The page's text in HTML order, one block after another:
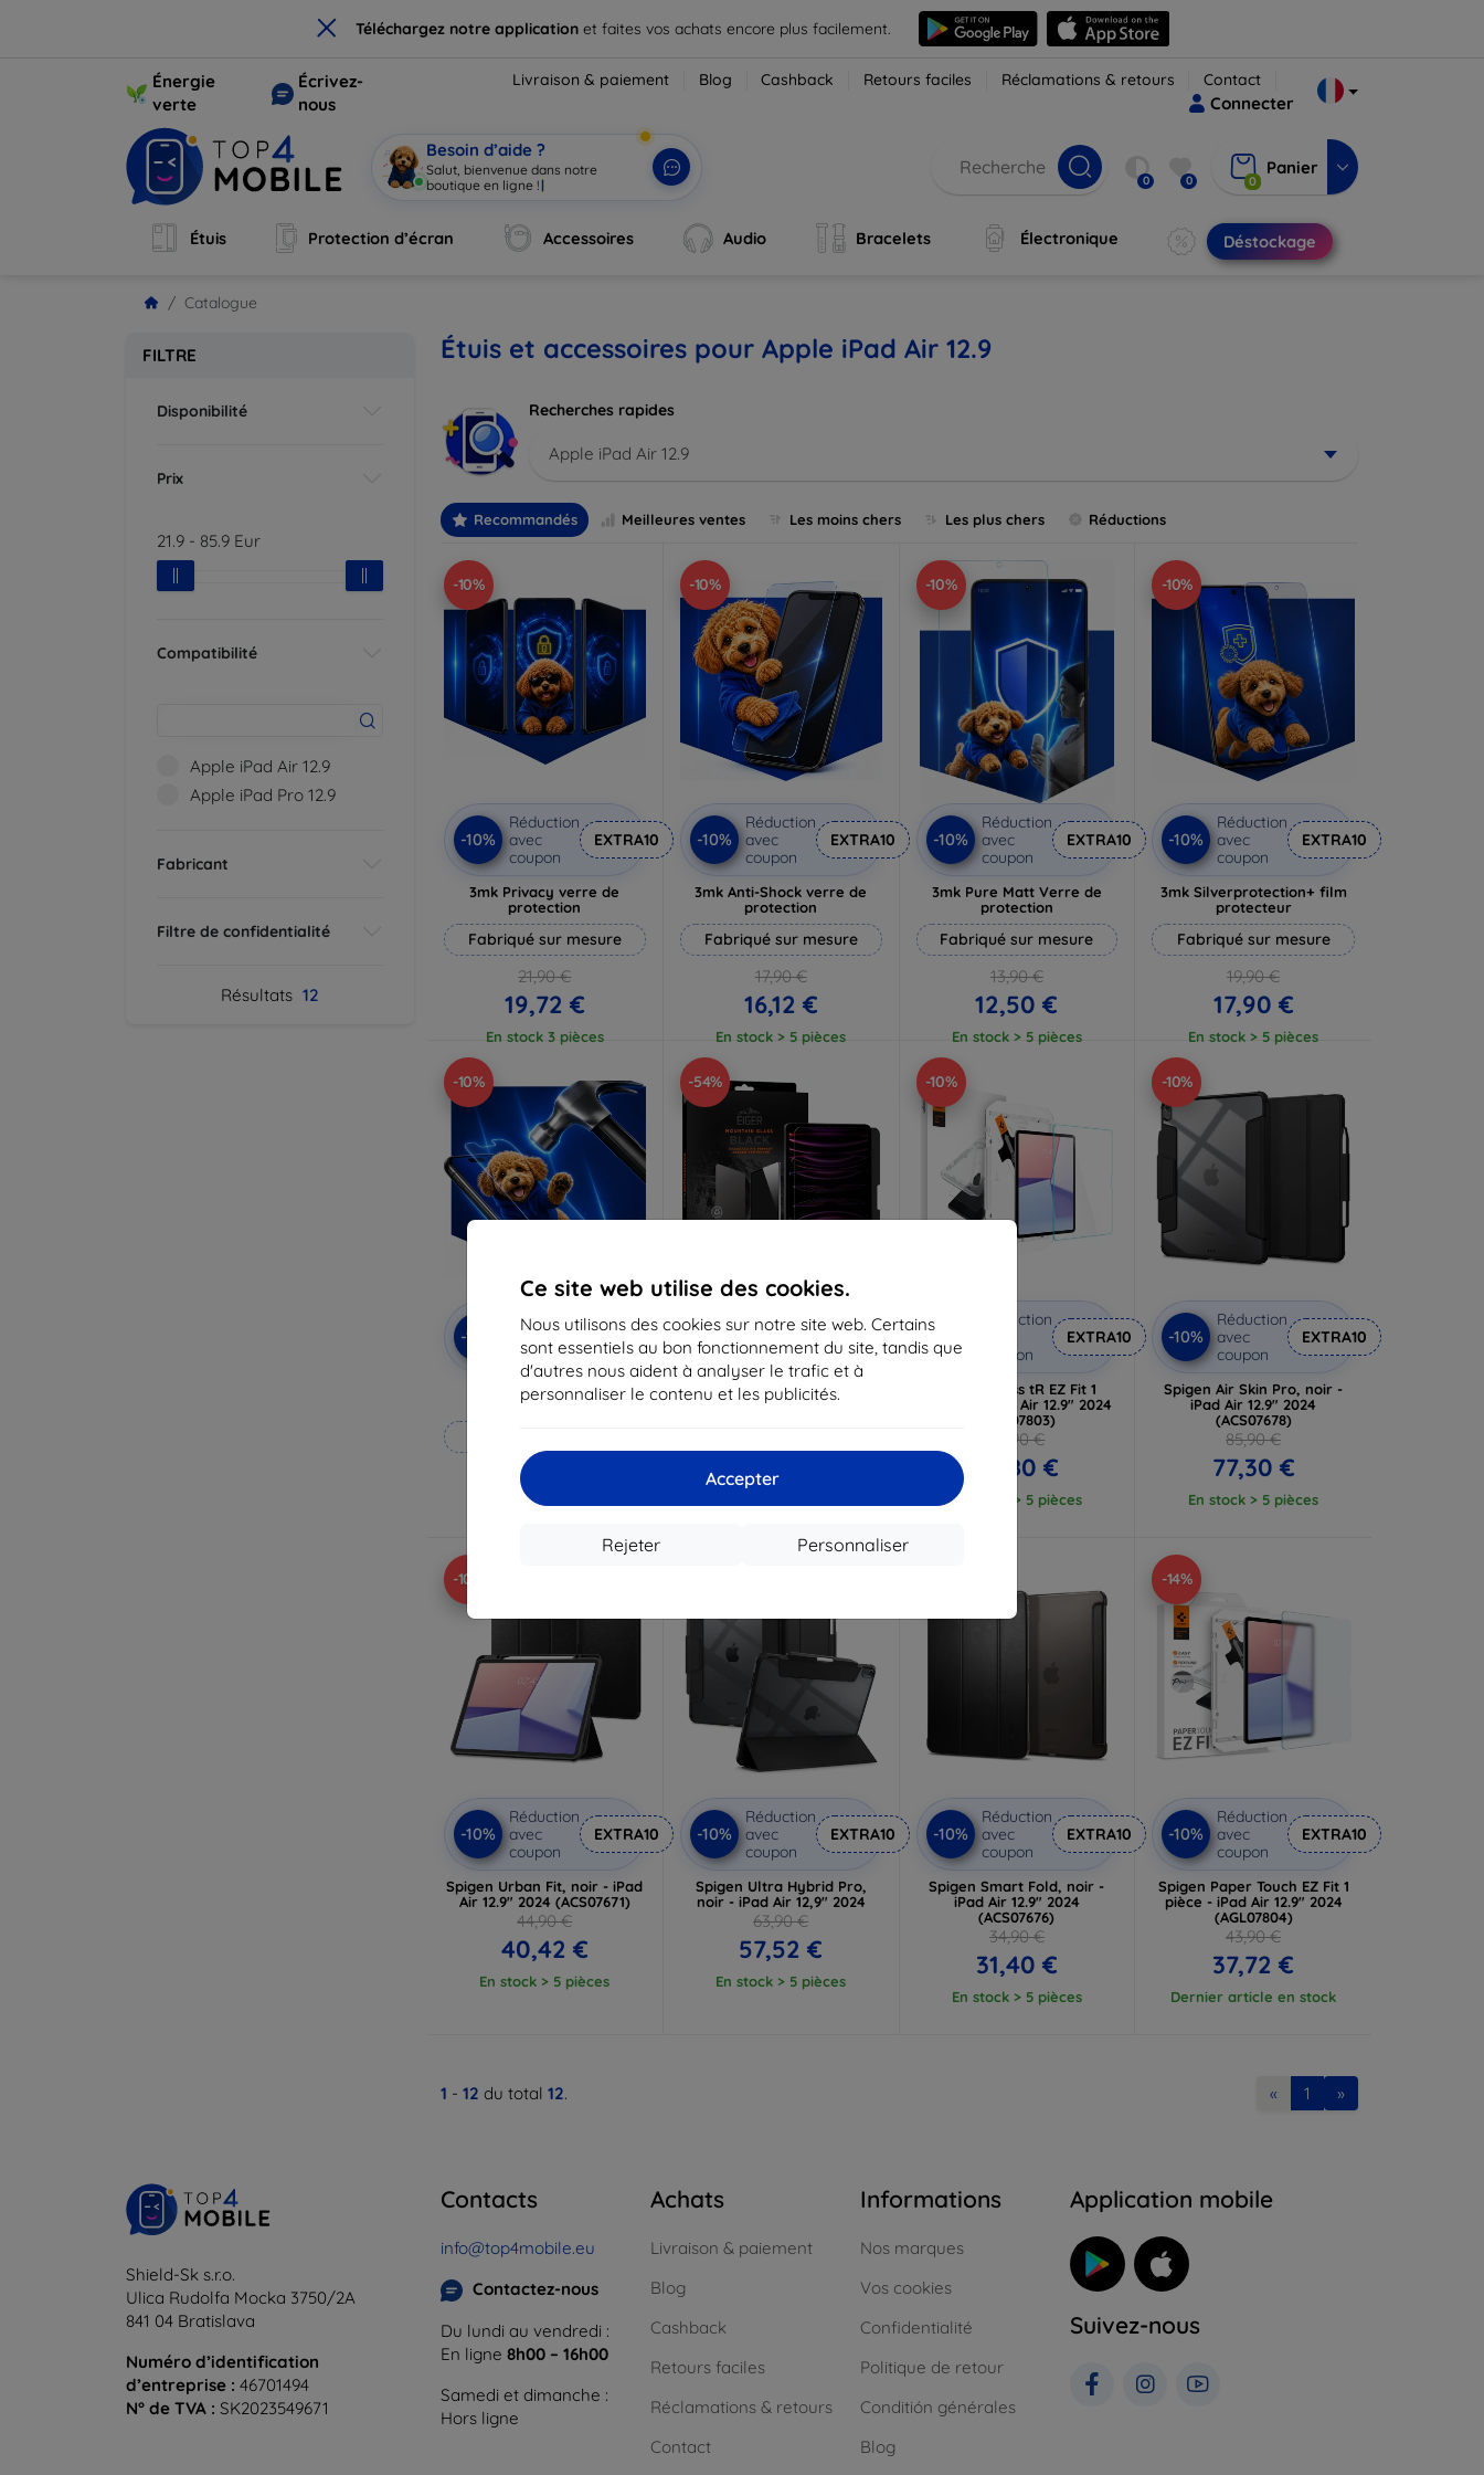
× Téléchargez notre application et faites vos achats encore plus facilement.
Ce site web utilise des cookies.
Nous utilisons des cookies sur notre site web. Certains
sont essentiels au bon fonctionnement du site, tandis que
d'autres nous aident à analyser le trafic et à
personnaliser le contenu et les publicités.
Accepter
Personnaliser
Rejeter
Énergie
verte
Écrivez-
nous
Livraison & paiement Blog Cashback Retours faciles Réclamations & retours Contact
Connecter
Besoin d’aide ?
Salut, bienvenue dans notre
boutique en ligne !| 0 0 0
Panier
Étuis Protection d’écran Accessoires Audio Bracelets Électronique Déstockage
Catalogue
FILTRE
Disponibilité
Prix
21.9 - 85.9 Eur
Compatibilité
Apple iPad Air 12.9
Apple iPad Pro 12.9
Fabricant
Filtre de confidentialité
Résultats 12
Étuis et accessoires pour Apple iPad Air 12.9
Recherches rapides
Apple iPad Air 12.9
Recommandés Meilleures ventes Les moins chers Les plus chers Réductions
-10%
-10%
Réduction
avec
coupon
EXTRA10
3mk Privacy verre de
protection
Fabriqué sur mesure
21,90 €
19,72 €
En stock 3 pièces
-10%
-10%
Réduction
avec
coupon
EXTRA10
3mk Anti-Shock verre de
protection
Fabriqué sur mesure
17,90 €
16,12 €
En stock > 5 pièces
-10%
-10%
Réduction
avec
coupon
EXTRA10
3mk Pure Matt Verre de
protection
Fabriqué sur mesure
13,90 €
12,50 €
En stock > 5 pièces
-10%
-10%
Réduction
avec
coupon
EXTRA10
3mk Silverprotection+ film
protecteur
Fabriqué sur mesure
19,90 €
17,90 €
En stock > 5 pièces
-10%
-10%
Réduction
avec
coupon
EXTRA10
3mk Hammer film
protecteur
20,90 €
18,82 €
-54%
-10%
Réduction
avec
coupon
EXTRA10
Eiger Mountain Black
Privacy verre trempé
42,90 €
19,72 €
-10%
-10%
Réduction
coupon
EXTRA10
Spigen Glass tR EZ Fit 1
paquet - iPad Air 12.9" 2024
(AGL07803)
40,90 €
36,80 €
En stock > 5 pièces
-10%
-10%
Réduction
avec
coupon
EXTRA10
Spigen Air Skin Pro, noir -
iPad Air 12.9" 2024
(ACS07678)
85,90 €
77,30 €
En stock > 5 pièces
-10%
-10%
Réduction
avec
coupon
EXTRA10
Spigen Urban Fit, noir - iPad
Air 12.9" 2024 (ACS07671)
44,90 €
40,42 €
En stock > 5 pièces
-10%
Réduction
avec
coupon
EXTRA10
Spigen Ultra Hybrid Pro,
noir - iPad Air 12,9" 2024
63,90 €
57,52 €
En stock > 5 pièces
-10%
Réduction
avec
coupon
EXTRA10
Spigen Smart Fold, noir -
iPad Air 12.9" 2024
(ACS07676)
34,90 €
31,40 €
En stock > 5 pièces
-14%
-10%
Réduction
avec
coupon
EXTRA10
Spigen Paper Touch EZ Fit 1
pièce - iPad Air 12.9" 2024
(AGL07804)
43,90 €
37,72 €
Dernier article en stock
1 - 12 du total 12. « 1 »
Shield-Sk s.r.o.
Ulica Rudolfa Mocka 3750/2A
841 04 Bratislava
Numéro d’identification
d’entreprise : 46701494
N° de TVA : SK2023549671
Contacts
info@top4mobile.eu
Contactez-nous
Du lundi au vendredi :
En ligne 8h00 – 16h00
Samedi et dimanche :
Hors ligne
Achats
Livraison & paiement
Blog
Cashback
Retours faciles
Réclamations & retours
Contact
Informations
Nos marques
Vos cookies
Confidentialité
Politique de retour
Conditión générales
Blog
Application mobile
Suivez-nous